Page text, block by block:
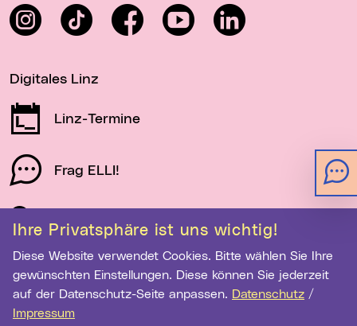
Ihre Privatsphäre ist uns wichtig!
Diese Website verwendet Cookies. Bitte wählen Sie Ihre
gewünschten Einstellungen. Diese können Sie jederzeit
auf der Datenschutz-Seite anpassen. Datenschutz /
Impressum
InstagramTikTok FacebookYouTube LinkedIn
Digitales Linz
Linz-Termine
Frag ELLI!
Schau auf Linz
Newsletter-Anmeldung
E-Mail-Adresse eingeben